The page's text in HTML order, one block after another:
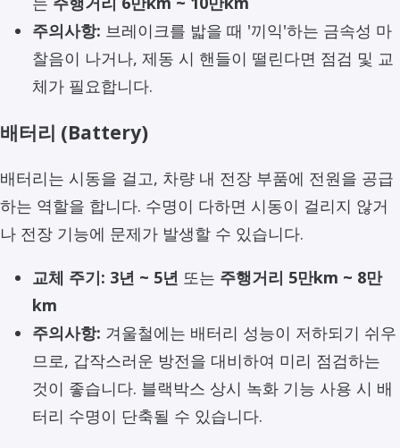
주의사항: 브레이크를 밟을 때 '끼익'하는 금속성 마
찰음이 나거나, 제동 시 핸들이 떨린다면 점검 및 교
체가 필요합니다.
배터리 (Battery)
배터리는 시동을 걸고, 차량 내 전장 부품에 전원을 공급
하는 역할을 합니다. 수명이 다하면 시동이 걸리지 않거
나 전장 기능에 문제가 발생할 수 있습니다.
교체 주기: 3년 ~ 5년 또는 주행거리 5만km ~ 8만
km
주의사항: 겨울철에는 배터리 성능이 저하되기 쉬우
므로, 갑작스러운 방전을 대비하여 미리 점검하는
것이 좋습니다. 블랙박스 상시 녹화 기능 사용 시 배
터리 수명이 단축될 수 있습니다.